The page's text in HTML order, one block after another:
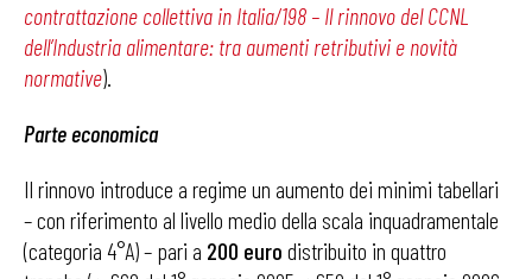
contrattazione collettiva in Italia/198 – Il rinnovo del CCNL
dell’Industria alimentare: tra aumenti retributivi e novità
normative).
Parte economica
Il rinnovo introduce a regime un aumento dei minimi tabellari
– con riferimento al livello medio della scala inquadramentale
(categoria 4°A) – pari a 200 euro distribuito in quattro